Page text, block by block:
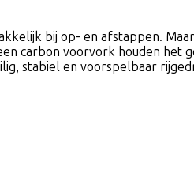
bij op- en afstappen.
carbon voorvork houden het
stabiel en voorspelbaar